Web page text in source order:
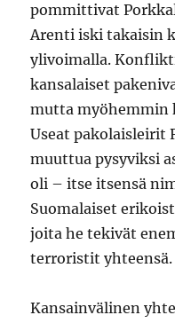
pommittivat
Arenti iski takaisin
ylivoimalla.
kansalaiset
mutta myöhemmin
Useat pakolaisleirit
muuttua pysyviksi
oli – itse itsensä
Suomalaiset
joita he tekivät
terroristit yhteensä.
Kansainvälinen